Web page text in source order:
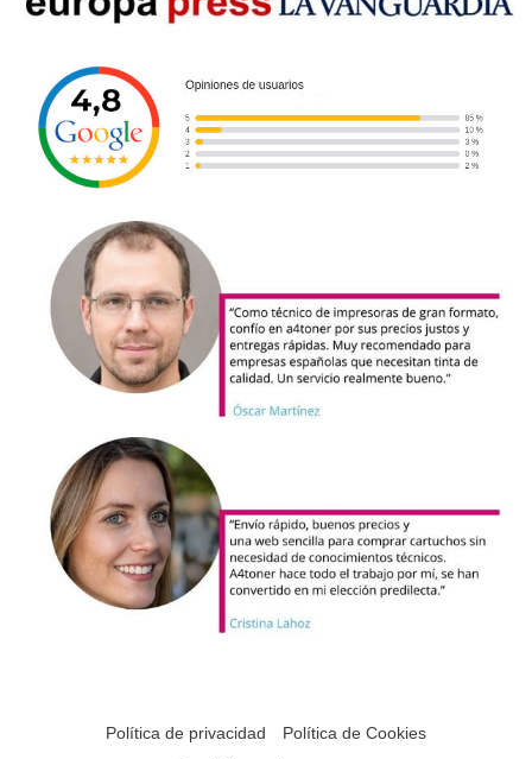
Política de privacidad
Política de Cookies